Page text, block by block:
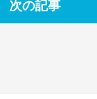
次の記事